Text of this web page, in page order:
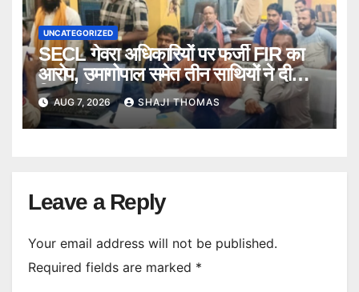
UNCATEGORIZED
SECL गेवरा अधिकारियों पर फर्जी FIR का
आरोप, उमागोपाल समेत तीन साथियों ने दी
गिरफ्तारी।
AUG 7, 2026 SHAJI THOMAS
Leave a Reply
Your email address will not be published.
Required fields are marked *